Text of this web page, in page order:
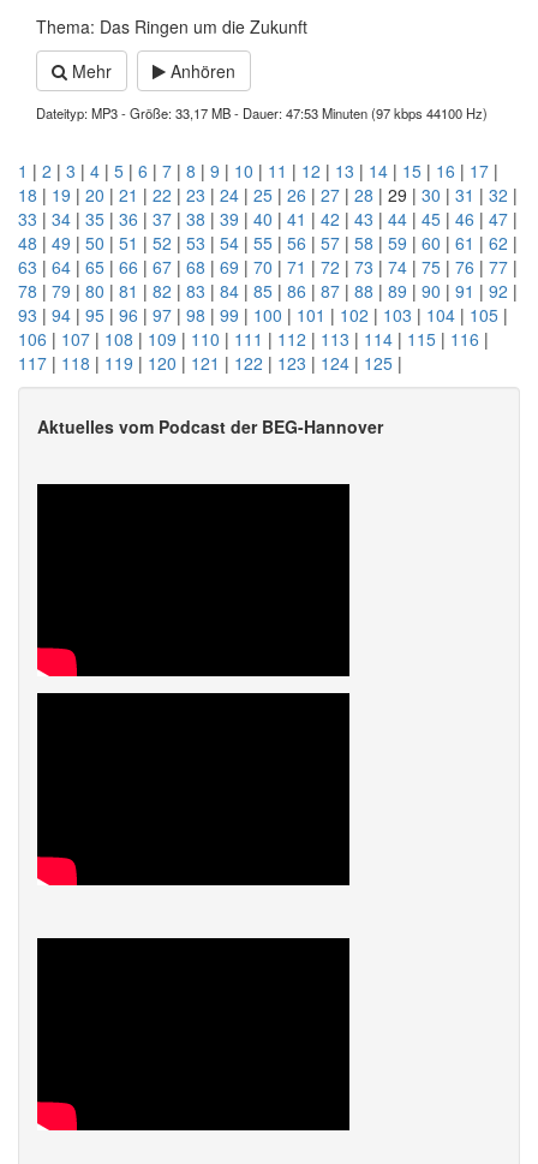
Thema: Das Ringen um die Zukunft
Mehr
Anhören
Dateityp: MP3 - Größe: 33,17 MB - Dauer: 47:53 Minuten (97 kbps 44100 Hz)
1 | 2 | 3 | 4 | 5 | 6 | 7 | 8 | 9 | 10 | 11 | 12 | 13 | 14 | 15 | 16 | 17 |
18 | 19 | 20 | 21 | 22 | 23 | 24 | 25 | 26 | 27 | 28 | 29 | 30 | 31 | 32 |
33 | 34 | 35 | 36 | 37 | 38 | 39 | 40 | 41 | 42 | 43 | 44 | 45 | 46 | 47 |
48 | 49 | 50 | 51 | 52 | 53 | 54 | 55 | 56 | 57 | 58 | 59 | 60 | 61 | 62 |
63 | 64 | 65 | 66 | 67 | 68 | 69 | 70 | 71 | 72 | 73 | 74 | 75 | 76 | 77 |
78 | 79 | 80 | 81 | 82 | 83 | 84 | 85 | 86 | 87 | 88 | 89 | 90 | 91 | 92 |
93 | 94 | 95 | 96 | 97 | 98 | 99 | 100 | 101 | 102 | 103 | 104 | 105 |
106 | 107 | 108 | 109 | 110 | 111 | 112 | 113 | 114 | 115 | 116 |
117 | 118 | 119 | 120 | 121 | 122 | 123 | 124 | 125 |
Aktuelles vom Podcast der BEG-Hannover